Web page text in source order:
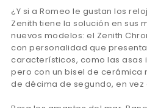
¿Y si a Romeo le gustan los
Zenith tiene la solución en sus
nuevos modelos: el Zenith
con personalidad que
característicos, como las asas
pero con un bisel de cerámica
de décima de segundo, en